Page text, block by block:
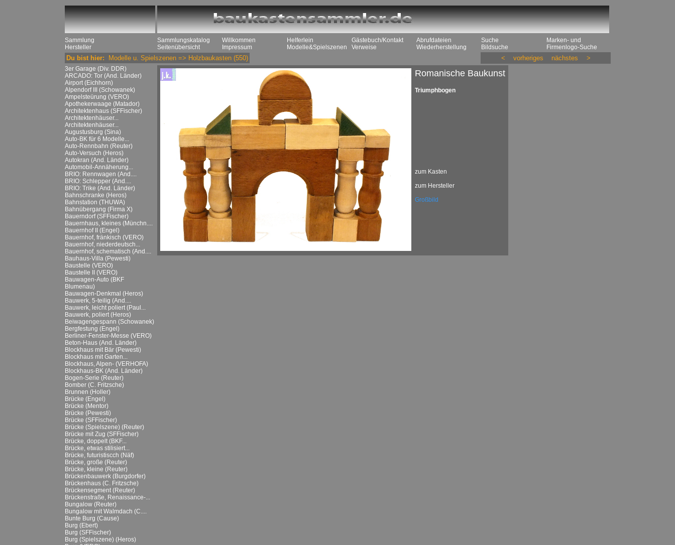
Sammlung
Hersteller
Sammlungskatalog
Seitenübersicht
Willkommen
Impressum
Helferlein
Modelle&Spielszenen
Gästebuch/Kontakt
Verweise
Abrufdateien
Wiederherstellung
Suche
Bildsuche
Marken- und
Firmenlogo-Suche
Du bist hier: Modelle u. Spielszenen => Holzbaukasten (550) < vorheriges nächstes >
3er Garage (Div. DDR)
ARCADO: Tor (And. Länder)
Airport (Eichhorn)
Alpendorf III (Schowanek)
Ampelsteürung (VERO)
Apothekerwaage (Matador)
Architektenhaus (SFFischer)
Architektenhäuser...
Architektenhäuser...
Augustusburg (Sina)
Auto-BK für 6 Modelle...
Auto-Rennbahn (Reuter)
Auto-Versuch (Heros)
Autokran (And. Länder)
Automobil-Annäherung...
BRIO: Rennwagen (And....
BRIO: Schlepper (And....
BRIO: Trike (And. Länder)
Bahnschranke (Heros)
Bahnstation (THUWA)
Bahnübergang (Firma X)
Bauerndorf (SFFischer)
Bauernhaus, kleines (Münchn....
Bauernhof II (Engel)
Bauernhof, fränkisch (VERO)
Bauernhof, niederdeutsch...
Bauernhof, schematisch (And....
Bauhaus-Villa (Pewesti)
Baustelle (VERO)
Baustelle II (VERO)
Bauwagen-Auto (BKF
Blumenau)
Bauwagen-Denkmal (Heros)
Bauwerk, 5-teilig (And....
Bauwerk, leicht poliert (Paul...
Bauwerk, poliert (Heros)
Beiwagengespann (Schowanek)
Bergfestung (Engel)
Berliner-Fenster-Messe (VERO)
Beton-Haus (And. Länder)
Blockhaus mit Bär (Pewesti)
Blockhaus mit Garten...
Blockhaus, Alpen- (VERHOFA)
Blockhaus-BK (And. Länder)
Bogen-Serie (Reuter)
Bomber (C. Fritzsche)
Brunnen (Holler)
Brücke (Engel)
Brücke (Mentor)
Brücke (Pewesti)
Brücke (SFFischer)
Brücke (Spielszene) (Reuter)
Brücke mit Zug (SFFischer)
Brücke, doppelt (BKF...
Brücke, etwas stilisiert...
Brücke, futuristiscch (Näf)
Brücke, große (Reuter)
Brücke, kleine (Reuter)
Brückenbauwerk (Burgdorfer)
Brückenhaus (C. Fritzsche)
Brückensegment (Reuter)
Brückenstraße, Renaissance-...
Bungalow (Reuter)
Bungalow mit Walmdach (C....
Bunte Burg (Cause)
Burg (Ebert)
Burg (SFFischer)
Burg (Spielszene) (Heros)
Romanische Baukunst
Triumphbogen
zum Kasten
zum Hersteller
Großbild